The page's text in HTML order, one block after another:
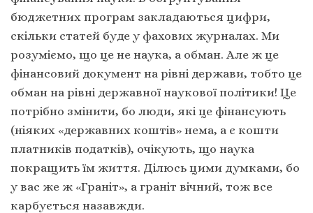
бюджетних програм закладаються цифри,
скільки статей буде у фахових журналах. Ми
розуміємо, що це не наука, а обман. Але ж це
фінансовий документ на рівні держави, тобто це
обман на рівні державної наукової політики! Це
потрібно змінити, бо люди, які це фінансують
(ніяких «державних коштів» нема, а є кошти
платників податків), очікують, що наука
покращить їм життя. Ділюсь цими думками, бо
у вас же ж «Граніт», а граніт вічний, тож все
карбується назавжди.